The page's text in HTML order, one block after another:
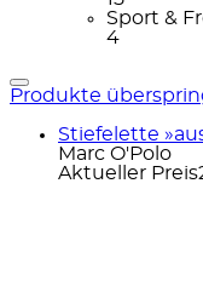
Sport &
4
Produkte
Stiefelette
Marc O'Polo
Aktueller Preis